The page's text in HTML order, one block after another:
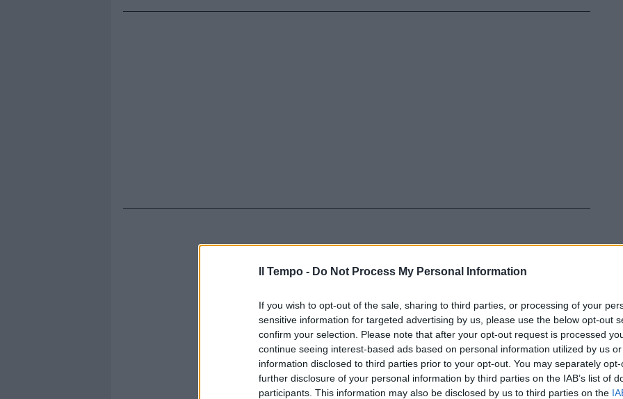
Il Tempo - Do Not Process My Personal Information
If you wish to opt-out of the sale, sharing to third parties, or processing of your
sensitive information for targeted advertising by us, please use the below opt-out
confirm your selection. Please note that after your opt-out request is processed
continue seeing interest-based ads based on personal information utilized by us
information disclosed to third parties prior to your opt-out. You may separately
further disclosure of your personal information by third parties on the IAB’s list of
participants. This information may also be disclosed by us to third parties on the
In